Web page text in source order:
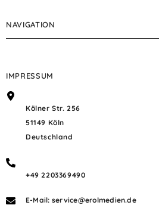
NAVIGATION
IMPRESSUM
Kölner Str. 256
51149 Köln
Deutschland
+49 2203369490
E-Mail: service@erolmedien.de